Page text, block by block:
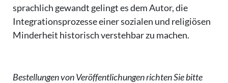
sprachlich gewandt gelingt es dem Autor, die
Integrationsprozesse einer sozialen und religiösen
Minderheit historisch verstehbar zu machen.
Bestellungen von Veröffentlichungen richten Sie bitte